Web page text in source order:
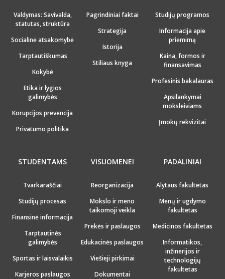
Valdymas: Savivalda,
statutas, struktūra
Socialinė atsakomybė
Tarptautiškumas
Kokybė
Etika ir lygios
galimybės
Korupcijos prevencija
Privatumo politika
Pagrindiniai faktai
Strategija
Istorija
Stiliaus knyga
Studijų programos
Informacija apie
priėmimą
Kaina, formos ir
finansavimas
Profesinis bakalauras
Apsilankymai
moksleiviams
Įmokų rekvizitai
STUDENTAMS
Tvarkaraščiai
Studijų procesas
Finansinė informacija
Tarptautinės
galimybės
Sportas ir laisvalaikis
Karjeros paslaugos
VISUOMENEI
Reorganizacija
Mokslo ir meno
taikomoji veikla
Prekės ir paslaugos
Edukacinės paslaugos
Viešieji pirkimai
Dokumentai
PADALINIAI
Alytaus fakultetas
Menų ir ugdymo
fakultetas
Medicinos fakultetas
Informatikos,
inžinerijos ir
technologijų
fakultetas